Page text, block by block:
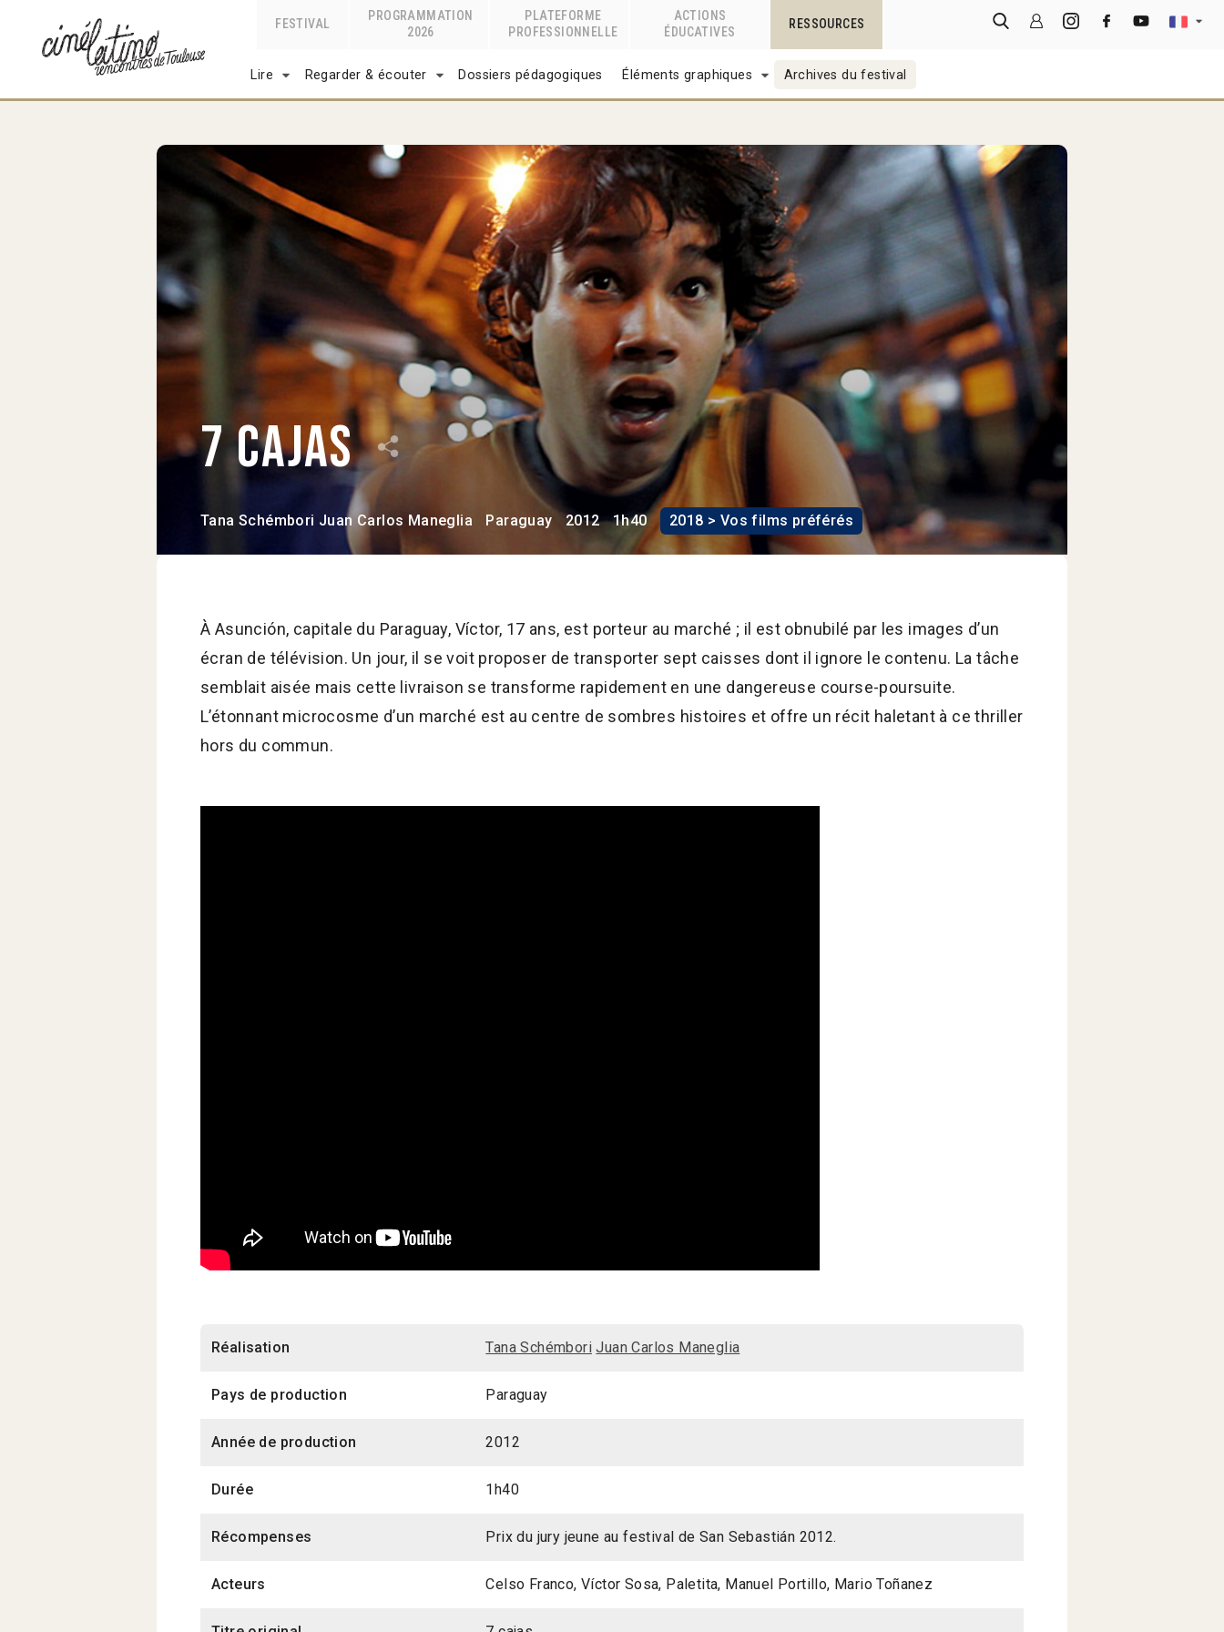
FESTIVAL
PROGRAMMATION
2026
PLATEFORME
PROFESSIONNELLE
ACTIONS
ÉDUCATIVES
RESSOURCES
Lire Regarder & écouter Dossiers pédagogiques Éléments graphiques Archives du festival
7 cajas
Tana Schémbori Juan Carlos Maneglia Paraguay 2012 1h40 2018 > Vos films préférés
À Asunción, capitale du Paraguay, Víctor, 17 ans, est porteur au marché ; il est obnubilé par les images d’un
écran de télévision. Un jour, il se voit proposer de transporter sept caisses dont il ignore le contenu. La tâche
semblait aisée mais cette livraison se transforme rapidement en une dangereuse course-poursuite.
L’étonnant microcosme d’un marché est au centre de sombres histoires et offre un récit haletant à ce thriller
hors du commun.
Réalisation Tana Schémbori Juan Carlos Maneglia
Pays de production Paraguay
Année de production 2012
Durée 1h40
Récompenses Prix du jury jeune au festival de San Sebastián 2012.
Acteurs Celso Franco, Víctor Sosa, Paletita, Manuel Portillo, Mario Toñanez